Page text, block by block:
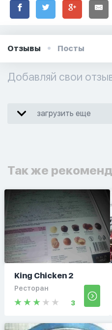
Отзывы Посты
Добавляй свои
загрузить еще
Так же
King Chicken 2
Ресторан
3